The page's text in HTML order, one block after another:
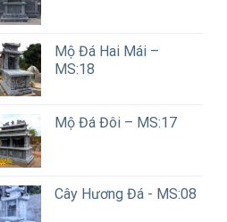
Mộ Đá Hai Mái –
MS:18
Mộ Đá Đôi – MS:17
Cây Hương Đá - MS:08